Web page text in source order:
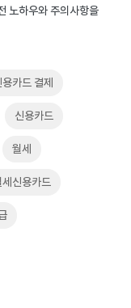
노하우와 주의사항을
카드 결제
신용카드
월세
세신용카드